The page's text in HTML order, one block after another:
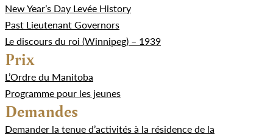
New Year’s Day Levée History
Past Lieutenant Governors
Le discours du roi (Winnipeg) – 1939
Prix
L’Ordre du Manitoba
Programme pour les jeunes
Demandes
Demander la tenue d’activités à la résidence de la